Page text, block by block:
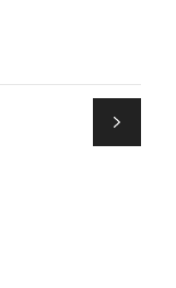
Вперед